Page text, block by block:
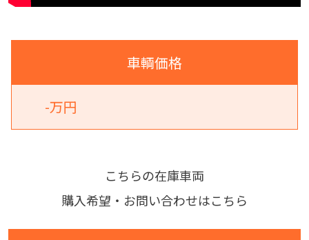
車輌価格
-万円
こちらの在庫車両
購入希望・お問い合わせはこちら